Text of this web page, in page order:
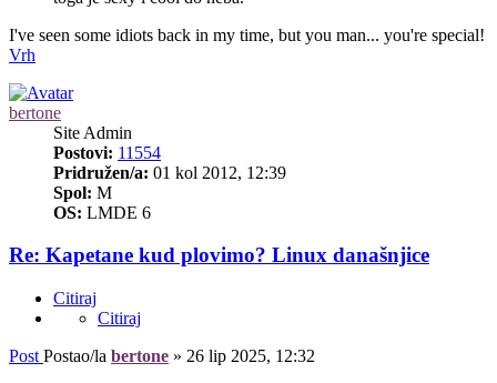
I've seen some idiots back in my time, but you man... you're special!
Vrh
bertone
Site Admin
Postovi: 11554
Pridružen/a: 01 kol 2012, 12:39
Spol: M
OS: LMDE 6
Re: Kapetane kud plovimo? Linux današnjice
Citiraj
Citiraj
Post Postao/la bertone » 26 lip 2025, 12:32